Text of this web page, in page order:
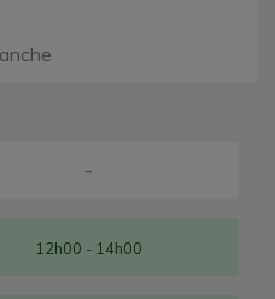
-
12h00 - 14h00